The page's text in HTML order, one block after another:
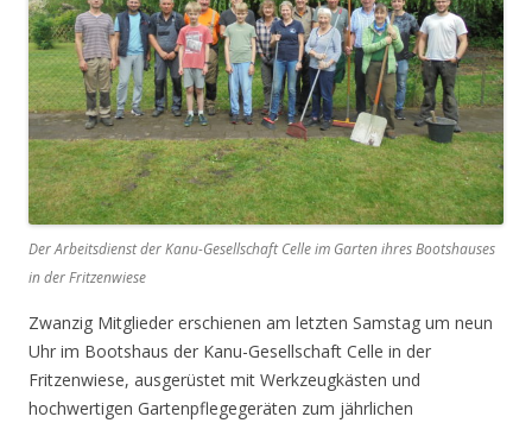
Der Arbeitsdienst der Kanu-Gesellschaft Celle im Garten ihres Bootshauses
in der Fritzenwiese
Zwanzig Mitglieder erschienen am letzten Samstag um neun
Uhr im Bootshaus der Kanu-Gesellschaft Celle in der
Fritzenwiese, ausgerüstet mit Werkzeugkästen und
hochwertigen Gartenpflegegeräten zum jährlichen